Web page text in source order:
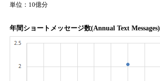
単位：10億分
年間ショートメッセージ数(Annual Text Messages)